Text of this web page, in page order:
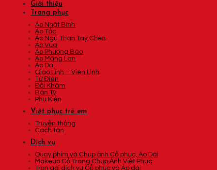
Giới thiệu
Trang phục
Áo Nhật Bình
Áo Tấc
Áo Ngũ Thân Tay Chẽn
Áo Vua
Áo Phượng Bào
Áo Mãng Lan
Áo Dài
Giao Lĩnh – Viên Lĩnh
Tứ Điên
Đối Khâm
Bán Tý
Phụ Kiện
Việt phục trẻ em
Truyền thống
Cách tân
Dịch vụ
Quay phim và Chụp ảnh Cổ phục, Áo Dài
Makeup Cổ Trang Chụp Ảnh Việt Phục
Trọn gói dịch vụ Cổ phục và Áo dài